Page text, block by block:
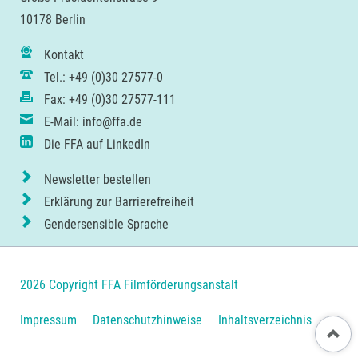
10178 Berlin
Kontakt
Tel.: +49 (0)30 27577-0
Fax: +49 (0)30 27577-111
E-Mail: info@ffa.de
Die FFA auf LinkedIn
Newsletter bestellen
Erklärung zur Barrierefreiheit
Gendersensible Sprache
2026 Copyright FFA Filmförderungsanstalt
Navigation
Impressum Datenschutzhinweise Inhaltsverzeichnis Nach